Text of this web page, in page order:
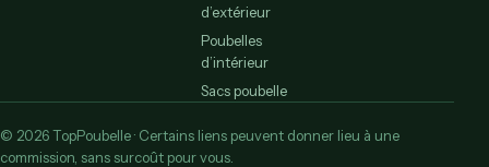
d’extérieur
Poubelles
d’intérieur
Sacs poubelle
© 2026 TopPoubelle · Certains liens peuvent donner lieu à une
commission, sans surcoût pour vous.